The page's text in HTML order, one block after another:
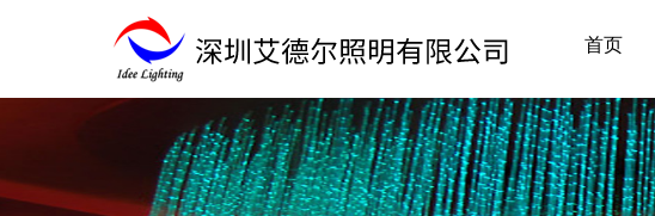
首页